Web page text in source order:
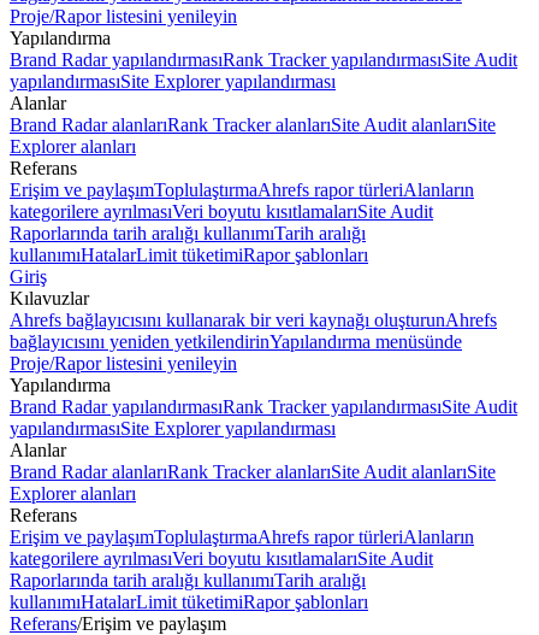
Proje/Rapor listesini yenileyin
Yapılandırma
Brand Radar yapılandırmasıRank Tracker yapılandırmasıSite Audit
yapılandırmasıSite Explorer yapılandırması
Alanlar
Brand Radar alanlarıRank Tracker alanlarıSite Audit alanlarıSite
Explorer alanları
Referans
Erişim ve paylaşımToplulaştırmaAhrefs rapor türleriAlanların
kategorilere ayrılmasıVeri boyutu kısıtlamalarıSite Audit
Raporlarında tarih aralığı kullanımıTarih aralığı
kullanımıHatalarLimit tüketimiRapor şablonları
Giriş
Kılavuzlar
Ahrefs bağlayıcısını kullanarak bir veri kaynağı oluşturunAhrefs
bağlayıcısını yeniden yetkilendirinYapılandırma menüsünde
Proje/Rapor listesini yenileyin
Yapılandırma
Brand Radar yapılandırmasıRank Tracker yapılandırmasıSite Audit
yapılandırmasıSite Explorer yapılandırması
Alanlar
Brand Radar alanlarıRank Tracker alanlarıSite Audit alanlarıSite
Explorer alanları
Referans
Erişim ve paylaşımToplulaştırmaAhrefs rapor türleriAlanların
kategorilere ayrılmasıVeri boyutu kısıtlamalarıSite Audit
Raporlarında tarih aralığı kullanımıTarih aralığı
kullanımıHatalarLimit tüketimiRapor şablonları
Referans/Erişim ve paylaşım